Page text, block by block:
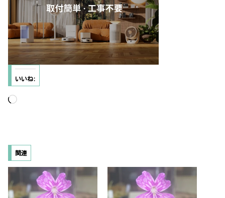
いいね:
読
み
中…
関連